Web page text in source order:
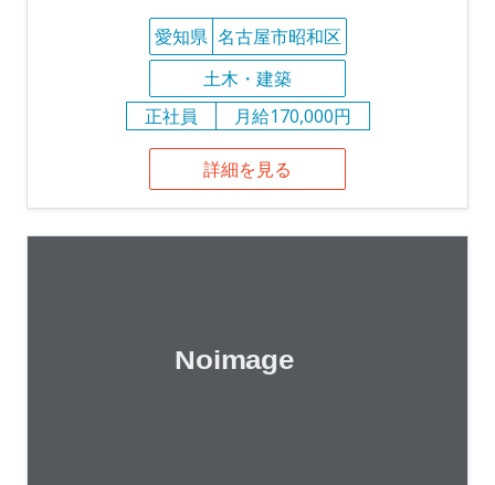
愛知県 名古屋市昭和区
土木・建築
正社員
月給170,000円
詳細を見る